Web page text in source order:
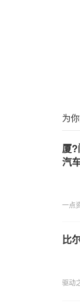
为
厦
汽
一点
比
驱动